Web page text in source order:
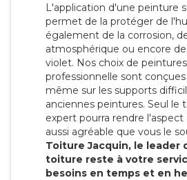
L'application d'une peinture
permet de la protéger de
également de la corrosion,
atmosphérique ou encore
violet. Nos choix de
professionnelle sont
même sur les supports
anciennes peintures. Seul le
expert pourra rendre
aussi agréable que vous le
Toiture Jacquin, le leader
toiture reste à votre
besoins en temps et en